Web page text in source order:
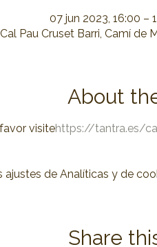
07 jun 2023, 16:00 –
Pau Cruset Barri, Camí de
About
visitehttps://tantra.es/
de Analíticas y de
Share